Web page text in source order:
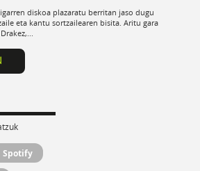
diskoa plazaratu berritan jaso dugu
eta kantu sortzailearen bisita. Aritu gara
Spotify